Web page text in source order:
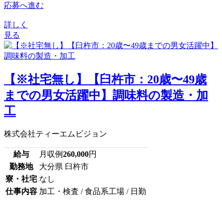
応募へ進む
詳しく
見る
【※社宅無し】【臼杵市：20歳〜49歳
までの男女活躍中】調味料の製造・加
工
株式会社ティーエムビジョン
給与 月収例260,000円
勤務地
大分県 臼杵市
寮・社宅 なし
仕事内容 加工・検査 / 食品系工場 / 日勤